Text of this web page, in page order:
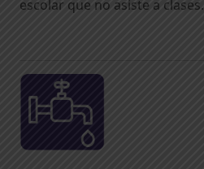
escolar que no asiste a clases.